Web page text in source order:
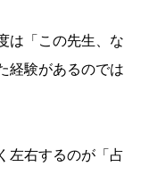
は「この先生、な
経験があるのでは
左右するのが「占